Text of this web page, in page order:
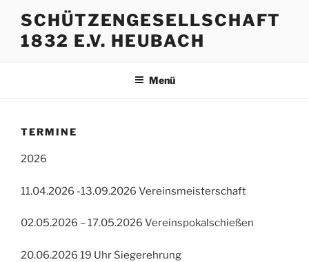
Inhalt
springen
SCHÜTZENGESELLSCHAFT
1832 E.V. HEUBACH
Menü
TERMINE
2026
11.04.2026 -13.09.2026 Vereinsmeisterschaft
02.05.2026 – 17.05.2026 Vereinspokalschießen
20.06.2026 19 Uhr Siegerehrung